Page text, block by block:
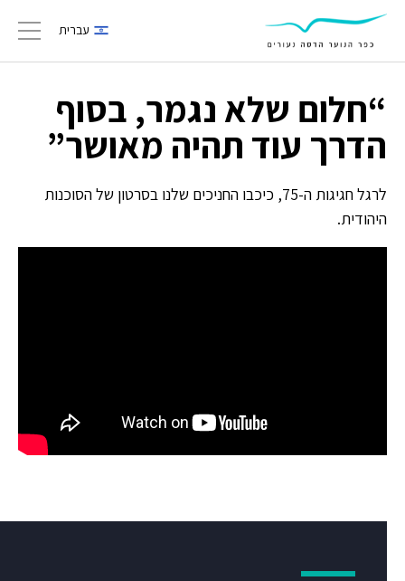
עברית
“חלום שלא נגמר, בסוף
הדרך עוד תהיה מאושר”
לרגל חגיגות ה-75, כיכבו החניכים שלנו בסרטון של הסוכנות
היהודית.